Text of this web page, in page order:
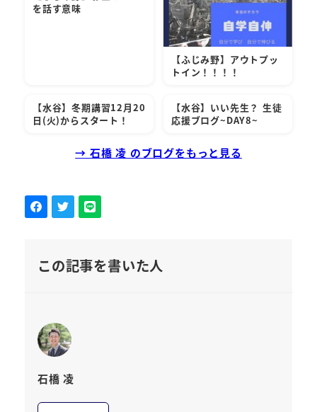
を話す意味
【ふじみ野】アウトプッ
トイン！！！！
【水谷】冬期講習12月20
日(火)からスタート！
【水谷】いい先生？ 生徒
応援ブログ~DAY8~
→ 石橋 凌 のブログをもっと見る
この記事を書いた人
石橋 凌